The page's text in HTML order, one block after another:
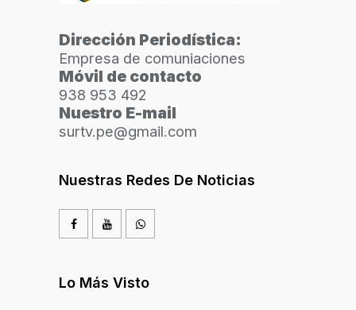
Dirección Periodística:
Empresa de comuniaciones
Móvil de contacto
938 953 492
Nuestro E-mail
surtv.pe@gmail.com
Nuestras Redes De Noticias
Lo Más Visto